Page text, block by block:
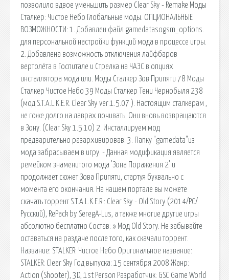
позволило вдвое уменьшить размер Clear Sky - Remake Моды
Сталкер: Чистое Небо Глобальные моды. ОПЦИОНАЛЬНЫЕ
ВОЗМОЖНОСТИ: 1. Добавлен файл gamedatasogsm_options.
для персональной настройки функций мода в процессе игры.
2. Добавлена возможность отключения лайфбаров
вертолёта в Госпитале и Стрелка на ЧАЭС в опциях
инсталлятора мода или. Моды Сталкер Зов Припяти 78 Моды
Сталкер Чистое Небо 39 Моды Сталкер Тени Чернобыля 238
(мод S.T.A.L.K.E.R. Clear Sky ver.1.5.07 ). Настоящим сталкерам ,
не гоже долго на лаврах почивать. Они вновь возвращаются
в Зону. (Clear Sky 1.5.10) 2. Инсталлируем мод
предварительно разархивировав. 3. Папку "gamedata"из
мода забрасываем в игру. - Данная модификация является
ремейком знаменитого мода 'Зона Поражения 2' и
продолжает сюжет Зова Припяти, стартуя буквально с
момента его окончания. На нашем портале вы можете
скачать торрент S.T.A.L.K.E.R.: Clear Sky - Old Story (2014/PC/
Русский), RePack by SeregA-Lus, а также многие другие игры
абсолютно бесплатно Состав: » Мод Old Story. Не забывайте
оставаться на раздаче после того, как скачали торрент.
Название: STALKER: Чистое Небо Оригинальное название:
STALKER: Clear Sky Год выпуска: 15 сентября 2008 Жанр:
Action (Shooter), 3D, 1st Person Разработчик: GSC Game World